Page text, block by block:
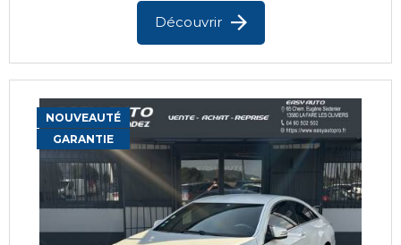
Découvrir
NOUVEAUTÉ
GARANTIE